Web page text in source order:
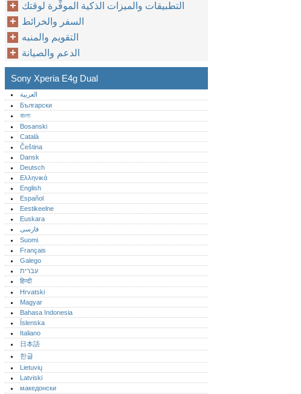
التطبيقات والميزات الذكية الموفِّرة لوقتك
السفر والخرائط
التقويم والمنبه
الدعم والصيانة
Sony Xperia E4g Dual
العربية
Български
বাংলা
Bosanski
Català
Čeština
Dansk
Deutsch
Ελληνικά
English
Español
Eestikeelne
Euskara
فارسی
Suomi
Français
Galego
עברית
हिन्दी
Hrvatski
Magyar
Bahasa Indonesia
Íslenska
Italiano
日本語
한글
Lietuvių
Latviski
македонски